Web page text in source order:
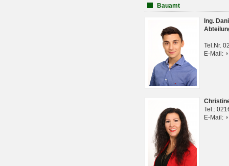
Bauamt
Ing.
Tel.Nr.
E-Mail:
Tel.:
E-Mail: